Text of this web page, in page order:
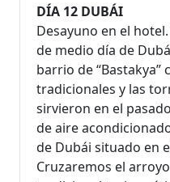
DÍA 12 DUBÁI
Desayuno en el
de medio día de
barrio de “Bastakya”
tradicionales y las
sirvieron en el
de aire
de Dubái situado en
Cruzaremos el